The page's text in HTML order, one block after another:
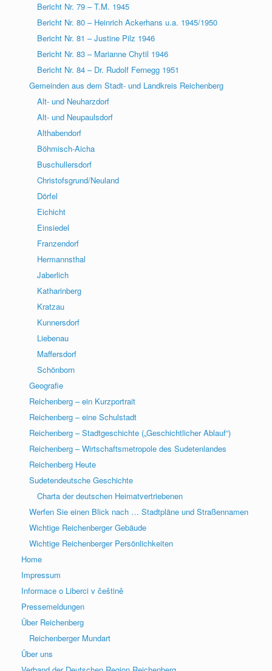
Bericht Nr. 79 – T.M. 1945
Bericht Nr. 80 – Heinrich Ackerhans u.a. 1945/1950
Bericht Nr. 81 – Justine Pilz 1946
Bericht Nr. 83 – Marianne Chytil 1946
Bericht Nr. 84 – Dr. Rudolf Fernegg 1951
Gemeinden aus dem Stadt- und Landkreis Reichenberg
Alt- und Neuharzdorf
Alt- und Neupaulsdorf
Althabendorf
Böhmisch-Aicha
Buschullersdorf
Christofsgrund/Neuland
Dörfel
Eichicht
Einsiedel
Franzendorf
Hermannsthal
Jaberlich
Katharinberg
Kratzau
Kunnersdorf
Liebenau
Maffersdorf
Schönborn
Geografie
Reichenberg – ein Kurzportrait
Reichenberg – eine Schulstadt
Reichenberg – Stadtgeschichte („Geschichtlicher Ablauf“)
Reichenberg – Wirtschaftsmetropole des Sudetenlandes
Reichenberg Heute
Sudetendeutsche Geschichte
Charta der deutschen Heimatvertriebenen
Werfen Sie einen Blick nach … Stadtpläne und Straßennamen
Wichtige Reichenberger Gebäude
Wichtige Reichenberger Persönlichkeiten
Home
Impressum
Informace o Liberci v češtině
Pressemeldungen
Über Reichenberg
Reichenberger Mundart
Über uns